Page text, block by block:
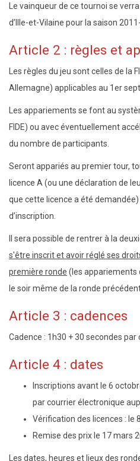
Le vainqueur de ce tournoi se
d’Ille-et-Vilaine pour la saison
Article 2 : règles et
Les règles du jeu sont celles de la
Allemagne) applicables au 1er
Les appariements se font au
FIDE) ou avec éventuellement
du nombre de participants.
Seront appariés au premier tour,
licence A (ou une déclaration de
que cette licence a été
d’inscription.
Il sera possible de rentrer à la
s'être inscrit et avoir réglé ses
première ronde (les appariements
le soir même de la ronde
Article 3 : cadences
Cadence : 1h30 + 30 secondes par
Article 4 : dates
Inscriptions avant le 6
par courrier électronique
Vérification des licences : le
Remise des prix le 17 mars
Les dates, heures et lieux des